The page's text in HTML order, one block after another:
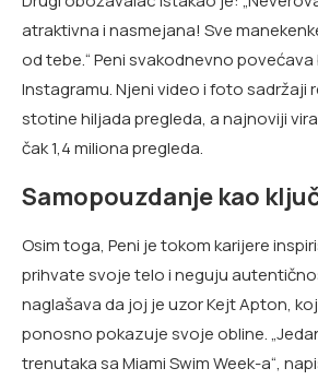
atraktivna i nasmejana! Sve
od tebe.“ Peni svakodnevno
Instagramu. Njeni video i foto sadržaji
stotine hiljada pregleda, a najnoviji
čak 1,4 miliona pregleda.
Samopouzdanje kao
Osim toga, Peni je tokom karijere
prihvate svoje telo i neguju
naglašava da joj je uzor Kejt Apton,
ponosno pokazuje svoje obline.
trenutaka sa Miami Swim Week-a“,